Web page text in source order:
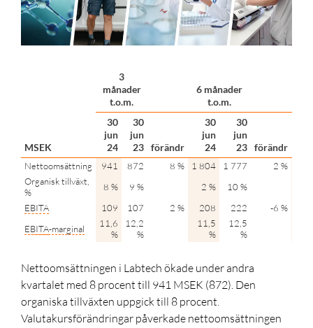
3
månader
t.o.m.
6 månader
t.o.m.
MSEK
30
jun
24
30
jun
23 förändr
30
jun
24
30
jun
23 förändr
Nettoomsättning 941 872 8 % 1 804 1 777 2 %
Organisk tillväxt,
%
8 % 9 % 2 %
10 %
EBITA
109 107 2 % 208 222 -6 %
EBITA-marginal
11,6
%
12,2
%
11,5
%
12,5
%
Nettoomsättningen i Labtech ökade under andra
kvartalet med 8 procent till 941 MSEK (872). Den
organiska tillväxten uppgick till 8 procent.
Valutakursförändringar påverkade nettoomsättningen